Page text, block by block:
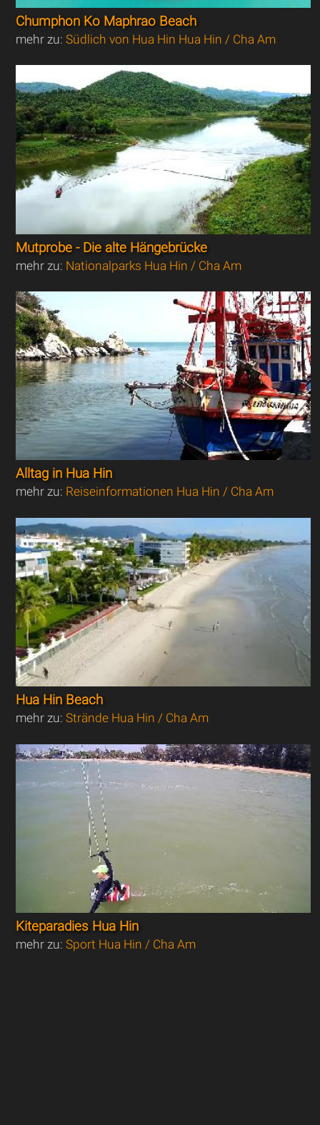
Chumphon Ko Maphrao Beach
mehr zu:Südlich von Hua Hin Hua Hin / Cha Am
Mutprobe - Die alte Hängebrücke
mehr zu: Nationalparks Hua Hin / Cha Am
Alltag in Hua Hin
mehr zu: Reiseinformationen Hua Hin / Cha Am
Hua Hin Beach
mehr zu:Strände Hua Hin / Cha Am
Kiteparadies Hua Hin
mehr zu:Sport Hua Hin / Cha Am